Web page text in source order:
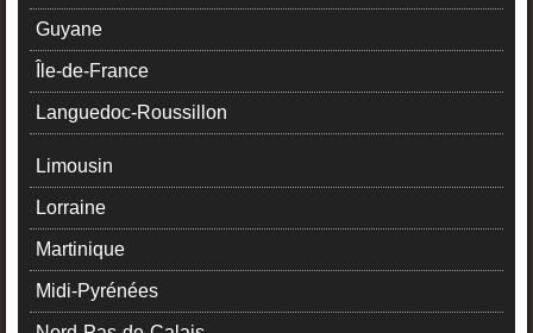
Guyane
Île-de-France
Languedoc-Roussillon
Limousin
Lorraine
Martinique
Midi-Pyrénées